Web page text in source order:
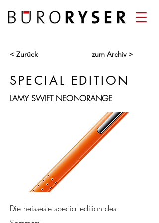
< Zurück zum Archiv >
SPECIAL EDITION
LAMY SWIFT NEONORANGE
Die heisseste special edition des